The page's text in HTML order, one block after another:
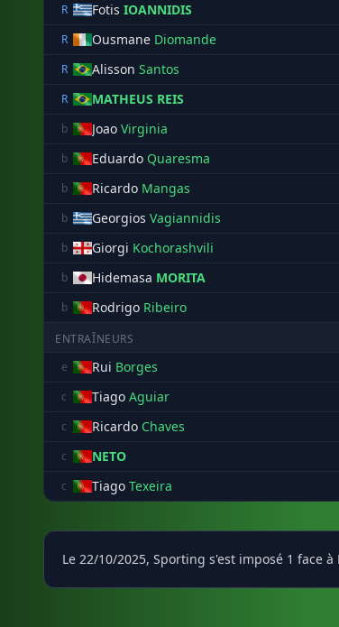
R
Fotis IOANNIDIS
R
Ousmane Diomande
R
Alisson Santos
R
MATHEUS REIS
b
Joao Virginia
b Eduardo Quaresma
b Ricardo Mangas
b Georgios Vagiannidis
b Giorgi Kochorashvili
b Hidemasa MORITA
b Rodrigo Ribeiro
ENTRAÎNEURS
e
Rui Borges
c Tiago Aguiar
c Ricardo Chaves
c NETO
c Tiago Texeira
Le 22/10/2025, Sporting s'est imposé 1 face